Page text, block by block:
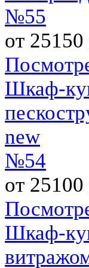
№55
от
Шкаф-
new
№54
от
Шкаф-